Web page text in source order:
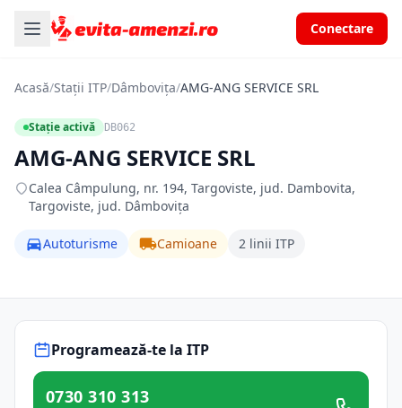
Conectare
Acasă/Stații ITP/Dâmbovița/AMG-ANG SERVICE SRL
Stație activă DB062
AMG-ANG SERVICE SRL
Calea Câmpulung, nr. 194, Targoviste, jud. Dambovita,
Targoviste, jud. Dâmbovița
Autoturisme Camioane 2 linii ITP
Programează-te la ITP
0730 310 313